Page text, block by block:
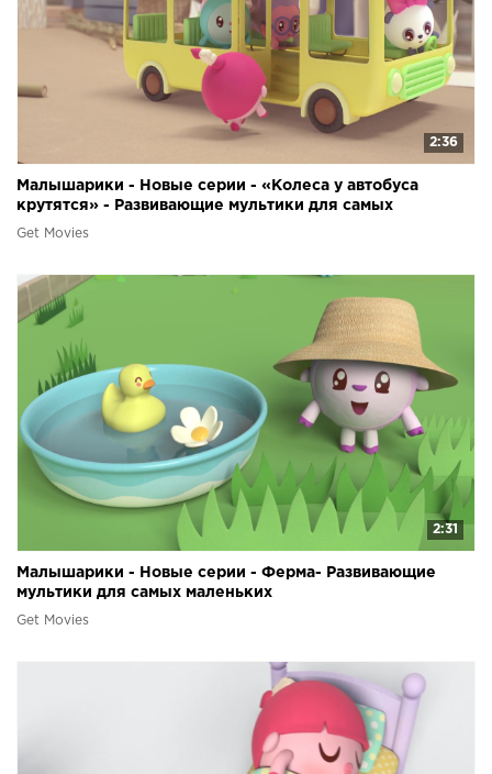
2:36
Малышарики - Новые серии - «Колеса у автобуса
крутятся» - Развивающие мультики для самых
маленьких
Get Movies
2:31
Малышарики - Новые серии - Ферма- Развивающие
мультики для самых маленьких
Get Movies